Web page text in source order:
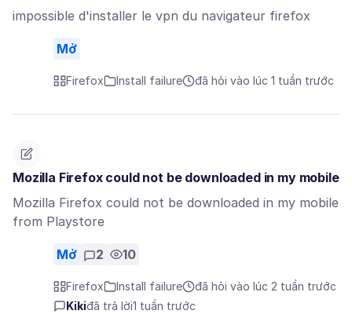
impossible d'installer le vpn du navigateur firefox
Mở
Firefox Install failure đã hỏi vào lúc 1 tuần trước
Mozilla Firefox could not be downloaded in my mobile
Mozilla Firefox could not be downloaded in my mobile
from Playstore
Mở 2 10
Firefox Install failure
đã hỏi vào lúc 2 tuần trước
Kikiđã trả lời1 tuần trước